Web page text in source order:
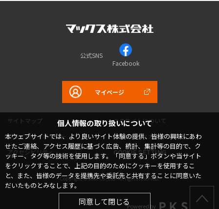
個人情報の取り扱いについて
本ウェブサイトでは、より良いサイト体験の提供、皆様の興味にあわ
せたご連絡、アクセス履歴に基づく広告、統計、集計等の目的で、ク
ッキー、タグ等の技術を使用します。「同意する」ボタンや当サイト
をクリックすることで、上記の目的のためにクッキーを使用するこ
と、また、皆様のデータを提携先や委託先と共有することに同意いた
だいたものとみなします。
同意して閉じる
公式SNS
Facebook
マイページ
サイトマップ
このサイトについて
プライバシーポリシー
コミュニティガイドライン
アクセシビリティ
COOKIE SETTING
Copyright © MAX Co.,Ltd. All rights reserved.
Powered by